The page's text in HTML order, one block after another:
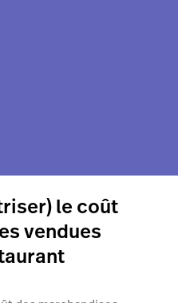
le coût
vendues